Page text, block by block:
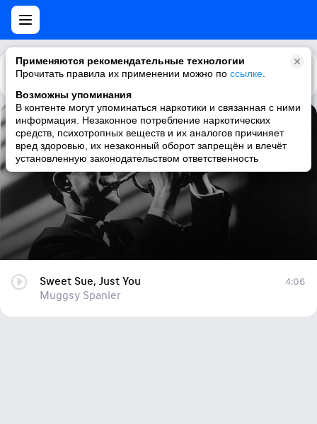
Применяются рекомендательные технологии
Прочитать правила их применении можно по ссылке
Возможны упоминания
В контенте могут упоминаться наркотики и связанная с ними
информация. Незаконное потребление наркотических
средств, психотропных веществ и их аналогов причиняет
вред здоровью, их незаконный оборот запрещён и влечёт
установленную законодательством ответственность
Каталог Рекомендации
Sweet Sue, Just You
Muggsy Spanier
Sweet Sue, Just You
Muggsy Spanier
4:06